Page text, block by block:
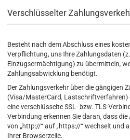
Verschlüsselter
Besteht nach dem Abschluss eines
Verpflichtung, uns Ihre Zahlungsdaten
Einzugsermächtigung) zu übermitteln,
Zahlungsabwicklung benötigt.
Der Zahlungsverkehr über die gängigen
(Visa/MasterCard, Lastschriftverfahren)
eine verschlüsselte SSL- bzw. TLS-
Verbindung erkennen Sie daran, dass
von „http://“ auf „https://“ wechselt und
Ihrer Browserzeile.